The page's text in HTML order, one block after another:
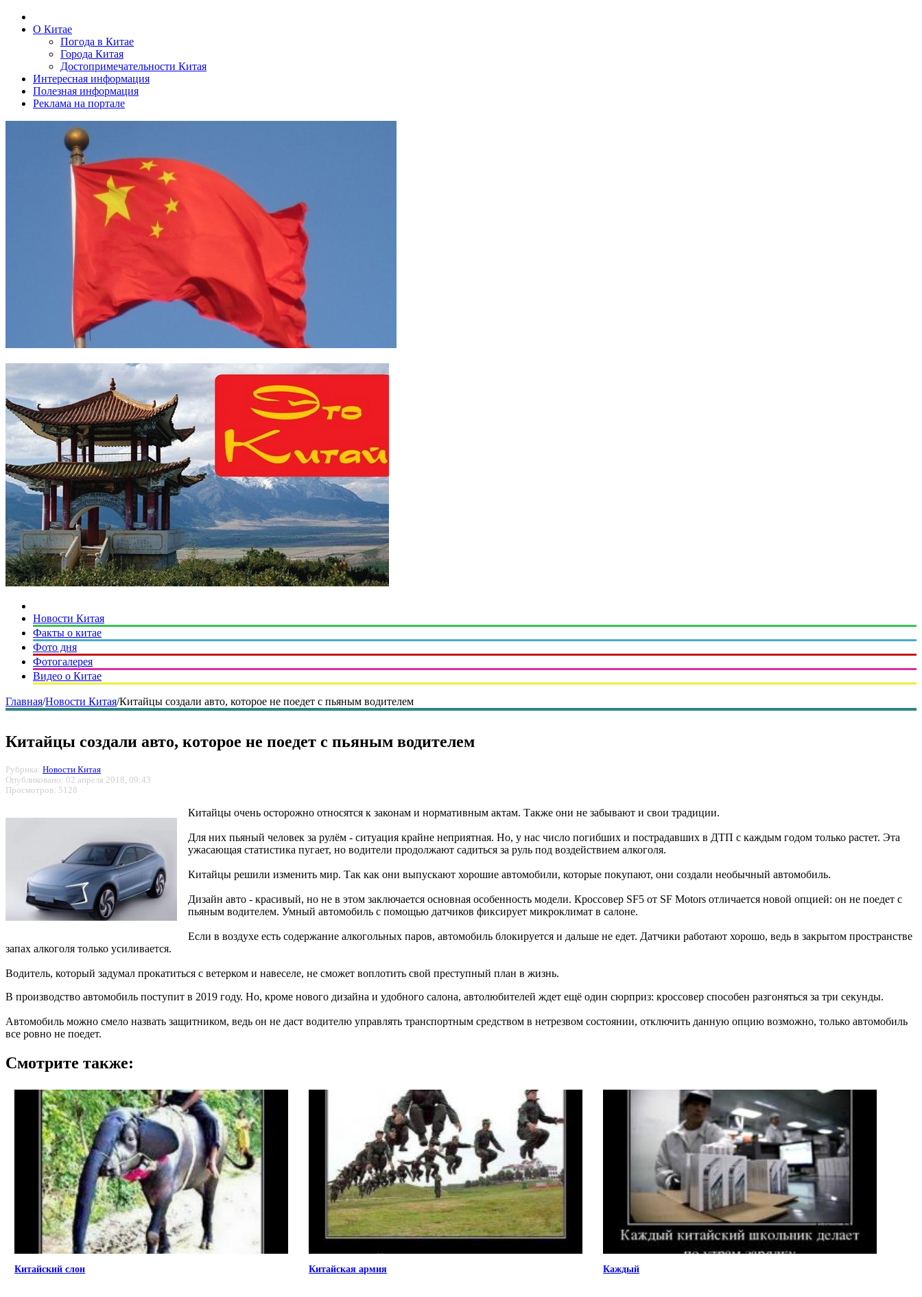
О Китае
Погода в Китае
Города Китая
Достопримечательности Китая
Интересная информация
Полезная информация
Реклама на портале
Новости Китая
Факты о китае
Фото дня
Фотогалерея
Видео о Китае
Главная/Новости Китая/Китайцы создали авто, которое не поедет с пьяным водителем
Китайцы создали авто, которое не поедет с пьяным водителем
Рубрика: Новости Китая
Опубликовано: 02 апреля 2018, 09:43
Просмотров: 5128
Китайцы очень осторожно относятся к законам и нормативным актам. Также они не забывают и свои традиции.
Для них пьяный человек за рулём - ситуация крайне неприятная. Но, у нас число погибших и пострадавших в ДТП с каждым годом только растет. Эта
ужасающая статистика пугает, но водители продолжают садиться за руль под воздействием алкоголя.
Китайцы решили изменить мир. Так как они выпускают хорошие автомобили, которые покупают, они создали необычный автомобиль.
Дизайн авто - красивый, но не в этом заключается основная особенность модели. Кроссовер SF5 от SF Motors отличается новой опцией: он не поедет с
пьяным водителем. Умный автомобиль с помощью датчиков фиксирует микроклимат в салоне.
Если в воздухе есть содержание алкогольных паров, автомобиль блокируется и дальше не едет. Датчики работают хорошо, ведь в закрытом пространстве
запах алкоголя только усиливается.
Водитель, который задумал прокатиться с ветерком и навеселе, не сможет воплотить свой преступный план в жизнь.
В производство автомобиль поступит в 2019 году. Но, кроме нового дизайна и удобного салона, автолюбителей ждет ещё один сюрприз: кроссовер способен разгоняться за три секунды.
Автомобиль можно смело назвать защитником, ведь он не даст водителю управлять транспортным средством в нетрезвом состоянии, отключить данную опцию возможно, только автомобиль
все ровно не поедет.
Смотрите также:
Китайский слон Китайская армия Каждый